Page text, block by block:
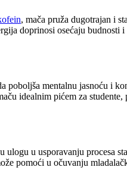
, mača pruža dugotrajan i
doprinosi osećaju budnosti
poboljša mentalnu jasnoću i
idealnim pićem za
u usporavanju procesa
pomoći u očuvanju